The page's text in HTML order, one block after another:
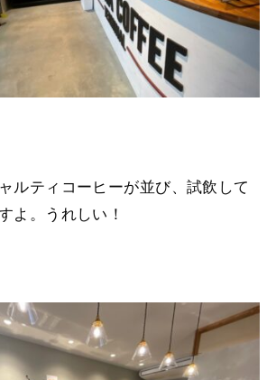
ルティコーヒーが並び、試飲して
よ。うれしい！